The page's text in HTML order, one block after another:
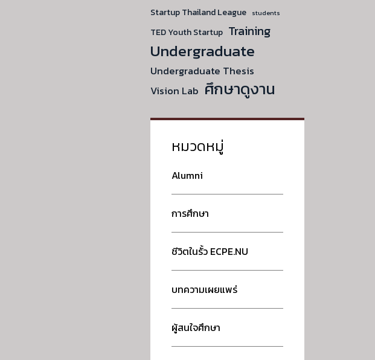
Startup Thailand League
students
TED Youth Startup Training
Undergraduate
Undergraduate Thesis
Vision Lab ศึกษาดูงาน
หมวดหมู่
Alumni
การศึกษา
ชีวิตในรั้ว ECPE.NU
บทความเผยแพร่
ผู้สนใจศึกษา